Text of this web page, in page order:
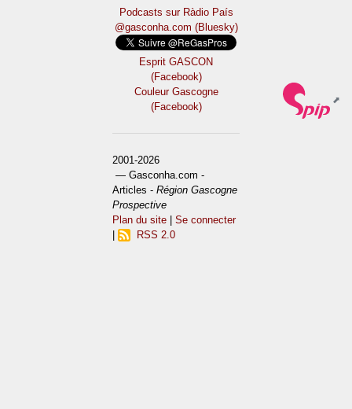
Podcasts sur Ràdio País
@gasconha.com (Bluesky)
Esprit GASCON
(Facebook)
Couleur Gascogne
(Facebook)
2001-2026
— Gasconha.com -
Articles -Région Gascogne
Prospective
Plan du site |Se connecter
RSS 2.0